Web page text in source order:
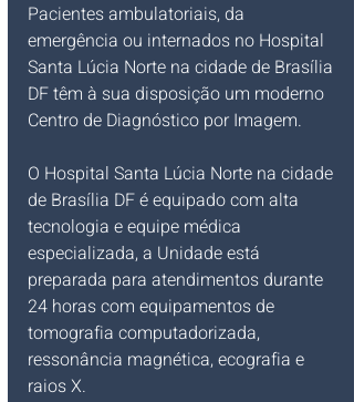
Pacientes ambulatoriais, da
emergência ou internados no Hospital
Santa Lúcia Norte na cidade de Brasília
DF têm à sua disposição um moderno
Centro de Diagnóstico por Imagem.
O Hospital Santa Lúcia Norte na cidade
de Brasília DF é equipado com alta
tecnologia e equipe médica
especializada, a Unidade está
preparada para atendimentos durante
24 horas com equipamentos de
tomografia computadorizada,
ressonância magnética, ecografia e
raios X.